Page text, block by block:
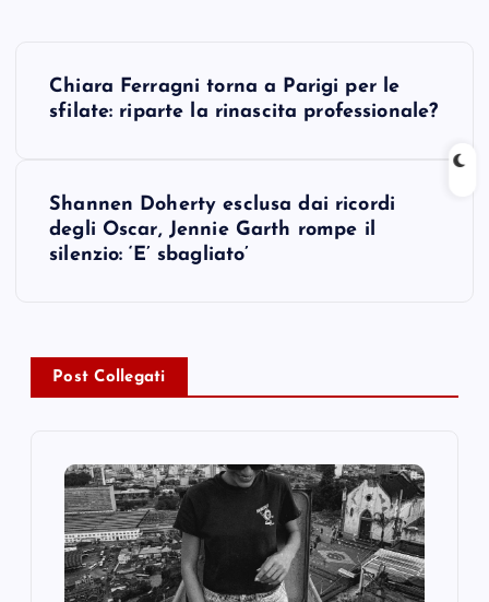
v
Chiara Ferragni torna a Parigi per le
sfilate: riparte la rinascita professionale?
Shannen Doherty esclusa dai ricordi
degli Oscar, Jennie Garth rompe il
silenzio: ‘E’ sbagliato’
Post Collegati